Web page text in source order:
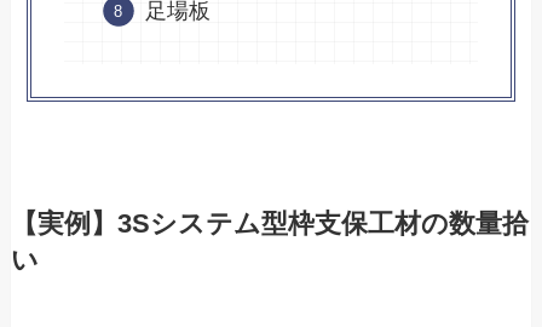
足場板
【実例】3Sシステム型枠支保工材の数量拾
い